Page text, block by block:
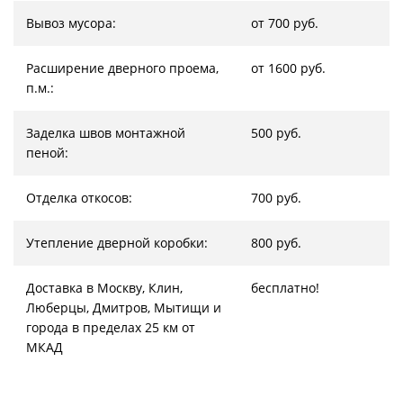
Вывоз мусора: от 700 руб.
Расширение дверного проема,
п.м.:
от 1600 руб.
Заделка швов монтажной
пеной:
500 руб.
Отделка откосов: 700 руб.
Утепление дверной коробки: 800 руб.
Доставка в Москву, Клин,
Люберцы, Дмитров, Мытищи и
города в пределах 25 км от
МКАД
бесплатно!